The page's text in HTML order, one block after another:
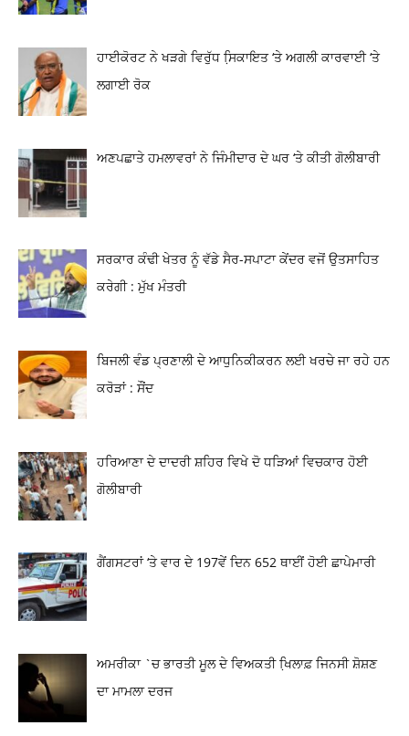
ਹਾਈਕੋਰਟ ਨੇ ਖੜਗੇ ਵਿਰੁੱਧ ਸਿ਼ਕਾਇਤ ‘ਤੇ ਅਗਲੀ ਕਾਰਵਾਈ ‘ਤੇ
ਲਗਾਈ ਰੋਕ
ਅਣਪਛਾਤੇ ਹਮਲਾਵਰਾਂ ਨੇ ਜਿੰਮੀਦਾਰ ਦੇ ਘਰ ‘ਤੇ ਕੀਤੀ ਗੋਲੀਬਾਰੀ
ਸਰਕਾਰ ਕੰਢੀ ਖੇਤਰ ਨੂੰ ਵੱਡੇ ਸੈਰ-ਸਪਾਟਾ ਕੇਂਦਰ ਵਜੋਂ ਉਤਸਾਹਿਤ
ਕਰੇਗੀ : ਮੁੱਖ ਮੰਤਰੀ
ਬਿਜਲੀ ਵੰਡ ਪ੍ਰਣਾਲੀ ਦੇ ਆਧੁਨਿਕੀਕਰਨ ਲਈ ਖਰਚੇ ਜਾ ਰਹੇ ਹਨ
ਕਰੋੜਾਂ : ਸੌਂਦ
ਹਰਿਆਣਾ ਦੇ ਦਾਦਰੀ ਸ਼ਹਿਰ ਵਿਖੇ ਦੋ ਧੜਿਆਂ ਵਿਚਕਾਰ ਹੋਈ
ਗੋਲੀਬਾਰੀ
ਗੈਂਗਸਟਰਾਂ ‘ਤੇ ਵਾਰ ਦੇ 197ਵੇਂ ਦਿਨ 652 ਥਾਈਂ ਹੋਈ ਛਾਪੇਮਾਰੀ
ਅਮਰੀਕਾ `ਚ ਭਾਰਤੀ ਮੂਲ ਦੇ ਵਿਅਕਤੀ ਖਿ਼ਲਾਫ਼ ਜਿਨਸੀ ਸ਼ੋਸ਼ਣ
ਦਾ ਮਾਮਲਾ ਦਰਜ